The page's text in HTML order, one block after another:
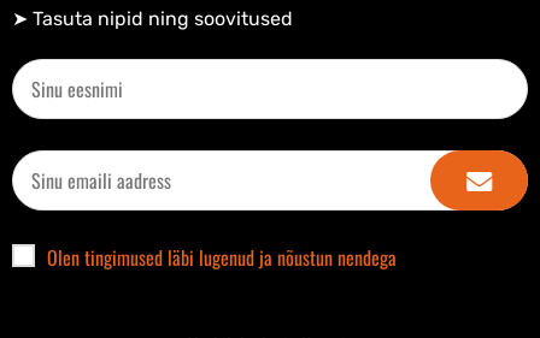
➤ Tasuta nipid ning soovitused​
Olen tingimused läbi lugenud ja nõustun nendega